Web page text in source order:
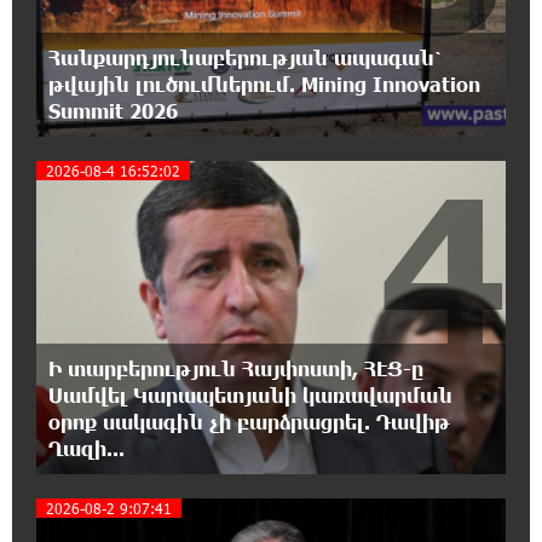
ինքնիշխանություն. առաջիկա խոշորագույն վտանգներից
է գործազրկության և աղքատության աճը». «Փաստ»
8:32:22 6-08-2026
Գնաճային ռիսկերի, արտահանման
մարտահրավերների համախումբը. «Փաստ»
8:01:25 6-08-2026
Քաղաքական սուր կոնտրաստն ու
դիսբալանսը. «Փաստ»
7:34:14 6-08-2026
Ինքնակամ կառույցները հաշվառելու
ընթացակարգում նոր փոփոխություններ
կկատարվեն. «Փաստ»
Ընտրություններն ավարտվեցին,
Հանքարդյունաբերության ապագան՝
թվային լուծումներում. Mining Innovation
Summit 2026
2026-08-4 16:52:02
Ի տարբերություն Հայփոստի, ՀԷՑ-ը
Սամվել Կարապետյանի կառավարման
օրոք սակագին չի բարձրացրել. Դավիթ
Ղազի...
4
2026-08-2 9:07:41